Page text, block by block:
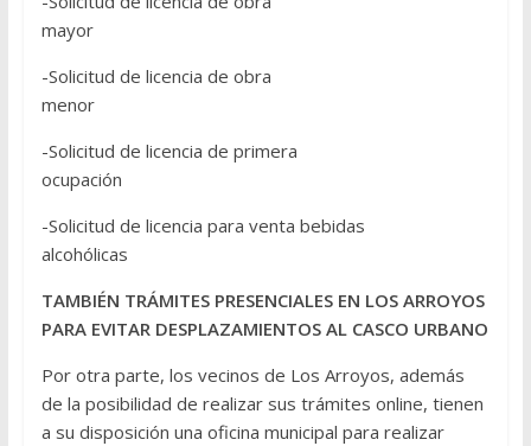
mayor
-Solicitud de licencia de obra
menor
-Solicitud de licencia de primera
ocupación
-Solicitud de licencia para venta bebidas
alcohólicas
TAMBIÉN TRÁMITES PRESENCIALES EN LOS ARROYOS
PARA EVITAR DESPLAZAMIENTOS AL CASCO URBANO
Por otra parte, los vecinos de Los Arroyos, además
de la posibilidad de realizar sus trámites online, tienen
a su disposición una oficina municipal para realizar